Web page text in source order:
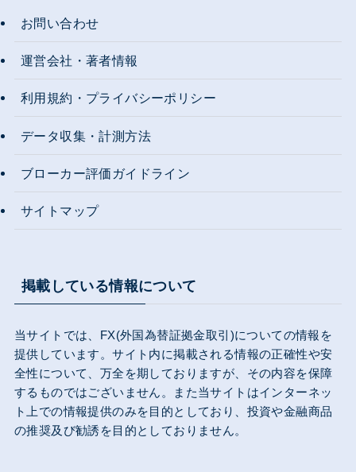
お問い合わせ
運営会社・著者情報
利用規約・プライバシーポリシー
データ収集・計測方法
ブローカー評価ガイドライン
サイトマップ
掲載している情報について
当サイトでは、FX(外国為替証拠金取引)についての情報を
提供しています。サイト内に掲載される情報の正確性や安
全性について、万全を期しておりますが、その内容を保障
するものではございません。また当サイトはインターネッ
ト上での情報提供のみを目的としており、投資や金融商品
の推奨及び勧誘を目的としておりません。